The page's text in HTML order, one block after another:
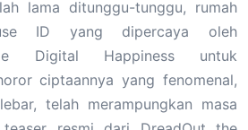
lama ditunggu-tunggu, rumah
ID yang dipercaya oleh
Digital Happiness untuk
ciptaannya yang fenomenal,
telah merampungkan masa